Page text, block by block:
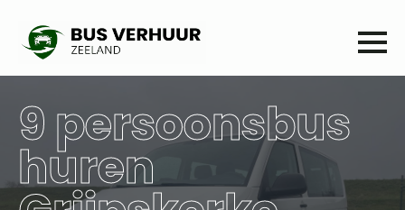
9 persoonsbus
huren